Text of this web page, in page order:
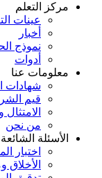
مركز التعلم
عينات
أخبار
نموذج
أدوات
معلومات عنا
شهادات
قيم
الامتثال
من نحن
الأسئلة الشائعة
اختبار